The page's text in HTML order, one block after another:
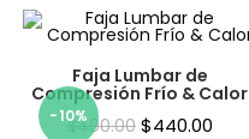
-10%
Faja Lumbar de
Compresión Frío & Calor
$490.00 $440.00